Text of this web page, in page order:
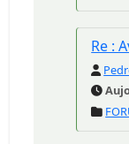
Re :